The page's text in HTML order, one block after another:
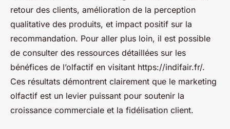
retour des clients, amélioration de la perception
qualitative des produits, et impact positif sur la
recommandation. Pour aller plus loin, il est possible
de consulter des ressources détaillées sur les
bénéfices de l’olfactif en visitant https://indifair.fr/.
Ces résultats démontrent clairement que le marketing
olfactif est un levier puissant pour soutenir la
croissance commerciale et la fidélisation client.